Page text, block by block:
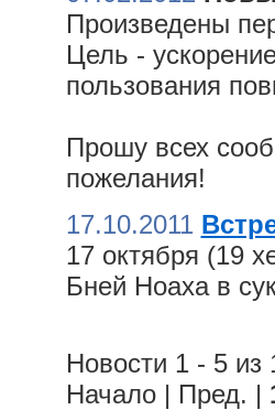
Произведены
Цель -
пользования
Прошу всех
пожелания!
17.10.2011
17 октября (19
Бней Ноаха в
Новости 1 - 5 из
Начало | Пред. |